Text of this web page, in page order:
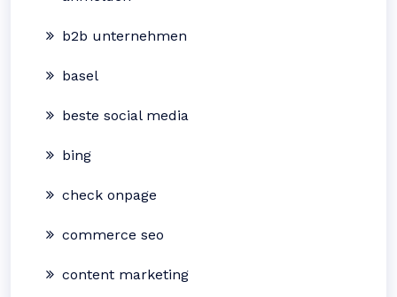
b2b unternehmen
basel
beste social media
bing
check onpage
commerce seo
content marketing